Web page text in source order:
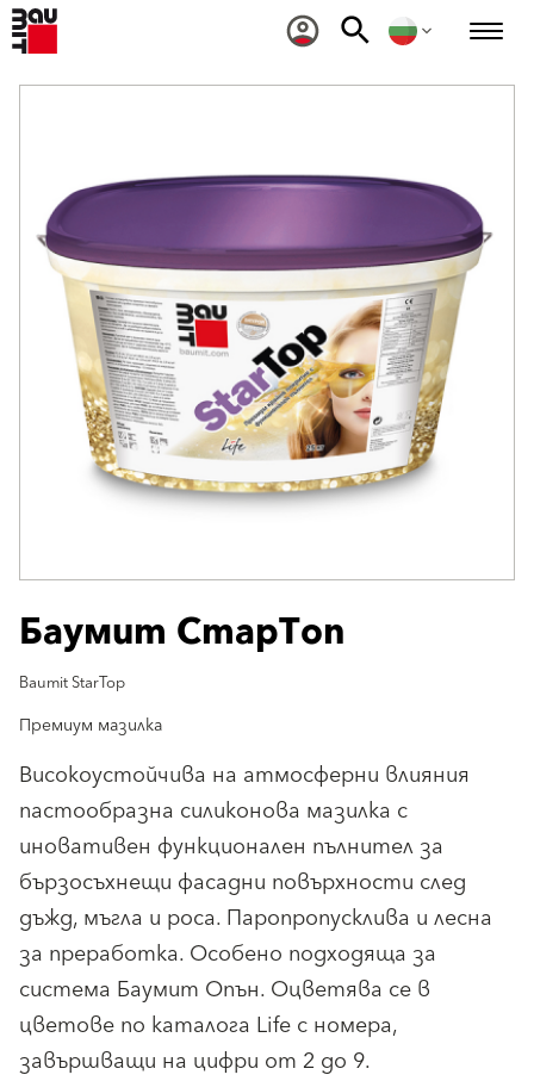
Баумит СтарТоп
Baumit StarTop
Премиум мазилка
Високоустойчива на атмосферни влияния
пастообразна силиконова мазилка с
иновативен функционален пълнител за
бързосъхнещи фасадни повърхности след
дъжд, мъгла и роса. Паропропусклива и лесна
за преработка. Особено подходяща за
система Баумит Опън. Оцветява се в
цветове по каталога Life с номера,
завършващи на цифри от 2 до 9.